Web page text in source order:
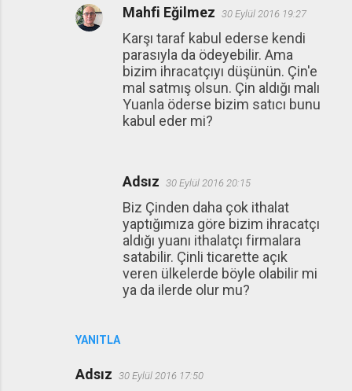
YANITLA
Mahfi Eğilmez 30 Eylül 2016 19:27
Karşı taraf kabul ederse kendi
parasıyla da ödeyebilir. Ama
bizim ihracatçıyı düşünün. Çin'e
mal satmış olsun. Çin aldığı malı
Yuanla öderse bizim satıcı bunu
kabul eder mi?
Adsız 30 Eylül 2016 20:15
Biz Çinden daha çok ithalat
yaptığımıza göre bizim ihracatçı
aldığı yuanı ithalatçı firmalara
satabilir. Çinli ticarette açık
veren ülkelerde böyle olabilir mi
ya da ilerde olur mu?
Adsız 30 Eylül 2016 17:50